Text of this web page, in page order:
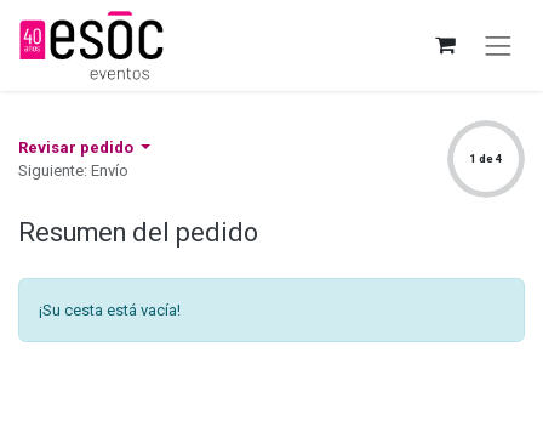
Revisar pedido
Siguiente: Envío
1 de 4
Resumen del pedido
¡Su cesta está vacía!